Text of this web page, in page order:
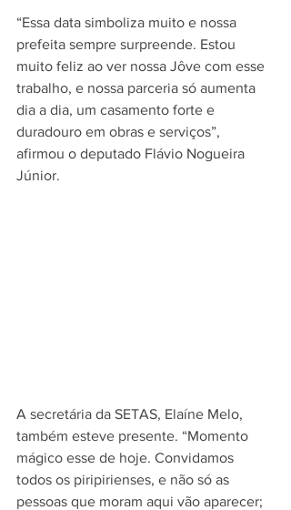
“Essa data simboliza muito e nossa
prefeita sempre surpreende. Estou
muito feliz ao ver nossa Jôve com esse
trabalho, e nossa parceria só aumenta
dia a dia, um casamento forte e
duradouro em obras e serviços”,
afirmou o deputado Flávio Nogueira
Júnior.
A secretária da SETAS, Elaíne Melo,
também esteve presente. “Momento
mágico esse de hoje. Convidamos
todos os piripirienses, e não só as
pessoas que moram aqui vão aparecer;